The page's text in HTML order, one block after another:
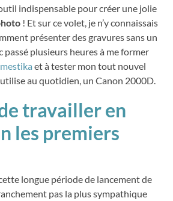
indispensable pour créer une jolie
! Et sur ce volet, je n’y connaissais
présenter des gravures sans un
passé plusieurs heures à me former
et à tester mon tout nouvel
au quotidien, un Canon 2000D.
travailler en
les premiers
longue période de lancement de
pas la plus sympathique